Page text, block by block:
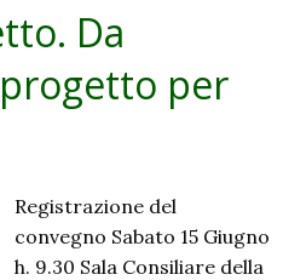
sostenibile
Da
per
Registrazione del
convegno Sabato 15 Giugno
h. 9.30 Sala Consiliare della